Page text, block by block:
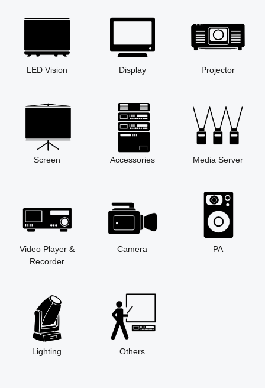
LED Vision Display Projector
Screen Accessories Media Server
Video Player &
Recorder
Camera PA
Lighting Others